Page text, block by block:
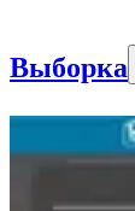
Выборка